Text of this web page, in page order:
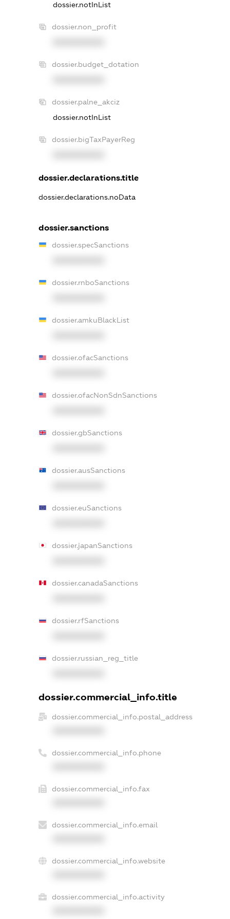
dossier.notInList
dossier.non_profit
dossier.budget_dotation
dossier.palne_akciz
dossier.notInList
dossier.bigTaxPayerReg
dossier.declarations.title
dossier.declarations.noData
dossier.sanctions
dossier.specSanctions
dossier.rnboSanctions
dossier.amkuBlackList
dossier.ofacSanctions
dossier.ofacNonSdnSanctions
dossier.gbSanctions
dossier.ausSanctions
dossier.euSanctions
dossier.japanSanctions
dossier.canadaSanctions
dossier.rfSanctions
dossier.russian_reg_title
dossier.commercial_info.title
dossier.commercial_info.postal_address
dossier.commercial_info.phone
dossier.commercial_info.fax
dossier.commercial_info.email
dossier.commercial_info.website
dossier.commercial_info.activity